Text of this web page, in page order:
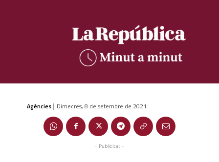
Agències | Dimecres, 8 de setembre de 2021
- Publicitat -